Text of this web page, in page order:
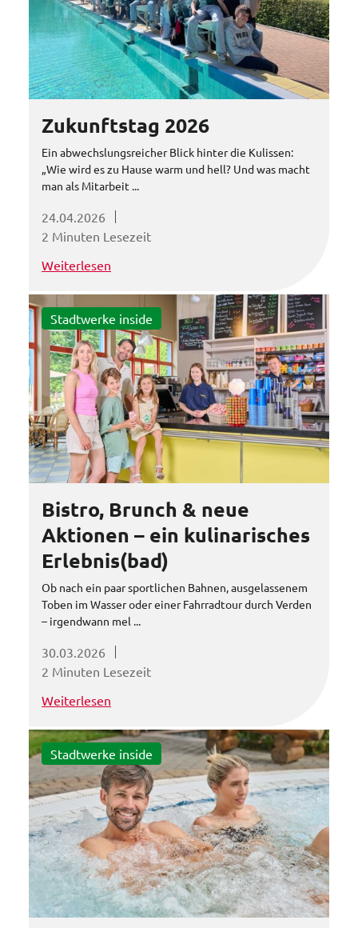
Zukunftstag 2026
Ein abwechslungsreicher Blick hinter die Kulissen:
„Wie wird es zu Hause warm und hell? Und was macht
man als Mitarbeit ...
24.04.2026
2 Minuten Lesezeit
Weiterlesen
Stadtwerke inside
Bistro, Brunch & neue
Aktionen – ein kulinarisches
Erlebnis(bad)
Ob nach ein paar sportlichen Bahnen, ausgelassenem
Toben im Wasser oder einer Fahrradtour durch Verden
– irgendwann mel ...
30.03.2026
2 Minuten Lesezeit
Weiterlesen
Stadtwerke inside